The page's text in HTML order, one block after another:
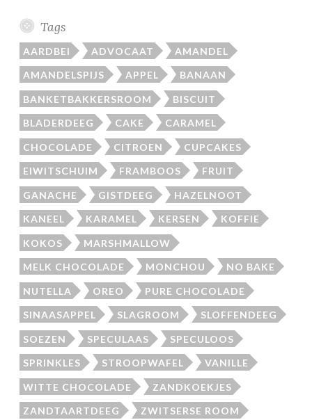
Tags
AARDBEI ADVOCAAT AMANDEL
AMANDELSPIJS APPEL BANAAN
BANKETBAKKERSROOM BISCUIT
BLADERDEEG CAKE CARAMEL
CHOCOLADE CITROEN CUPCAKES
EIWITSCHUIM FRAMBOOS FRUIT
GANACHE GISTDEEG HAZELNOOT
KANEEL KARAMEL KERSEN KOFFIE
KOKOS MARSHMALLOW
MELK CHOCOLADE MONCHOU NO BAKE
NUTELLA OREO PURE CHOCOLADE
SINAASAPPEL SLAGROOM SLOFFENDEEG
SOEZEN SPECULAAS SPECULOOS
SPRINKLES STROOPWAFEL VANILLE
WITTE CHOCOLADE ZANDKOEKJES
ZANDTAARTDEEG ZWITSERSE ROOM